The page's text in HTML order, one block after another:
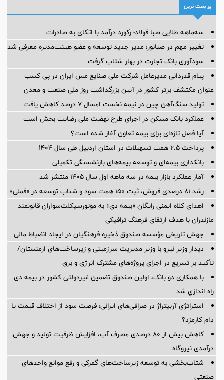
پر بحث ترین
سه‌ماهه طلایی صبا فولاد؛ رکورد درآمد با اتکای به صادرات
تغییر مهم در صبانور؛ مدیر جدید توسعه و عضو هیئت‌مدیره معرفی شد
سودآوری بانک تجارت در بهار شتاب گرفت
پیام قدردانی مدیرعامل شرکت ملی صنایع مس ایران در پی کسب
عنوان مکتشف برتر کشور در آیین بزرگداشت روز ملی صنعت و معدن
تولید سنگ‌آهن چین در نیمه نخست امسال ۷ درصد کاهش یافت
عملکرد بانک مسکن در اجرای طرح نهضت ملی رضایت بخش است
آیا فصل تازه‌ای برای بیمه تعاون آغاز شده است؟
پرداخت ۲.۵ همت تسهیلات در استان اردبیل طی سال ۱۴۰۴
بانکداری بیمه‌ای و توسعه بیمه‌های بازنشستگی تکمیلی
آمار عملكرد بازار بیمه در سه ماهه اول سال 1405 منتشر شد
رشد ۸۱ درصدی فروش، ثبت ۱۵۰ همت سود و شتاب توسعه در «فملی»
اهدای کلاه ایمنی رایگان «بیمه دی» به موتورسیکلت‌سواران قانونمند
مازندران با هدف ارتقای فرهنگ ترافیکی
جهش تاریخی مؤسسه صندوق ذخیره فرهنگیان در ایجاد انضباط مالی
دیدار وزیر نیرو با وزیر مدیریت سرزمینی و زیرساخت‌های ارمنستان/
تأکید بر تسریع در اجرای پروژه‌های مشترک انرژی و برق
با همکاری دو بانک، اولین صندوق تضمین غیردولتی کشور در بیمه دی
راه اندازي شد
استراتژی آربیتراژ در صرافی‌های ایرانی؛ فرصت سود از اختلاف قیمت یا
دام کارمزد؟
کاهش بیش از ۸۰ درصدی مصرف آب، افزایش ظرفیت تولید و جهش
درآمدی نیروگاه
شتاب‌بخشی به توسعه زیرساخت‌های گمركی و رفع موانع واحدهای
صنعتی